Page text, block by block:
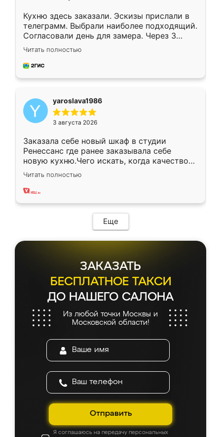
Кухню здесь заказали. Эскизы прислали в
телеграмм. Выбрали наиболее подходящий.
Согласовали день для замера. Через 3
недели кухня была уже готова. Остались
довольны работой. Спасибо Ренессанс
мебель за качественную работу!
Читать полностью
yaroslava1986
3 августа 2026
Заказала себе новый шкаф в студии
Ренессанс где ранее заказывала себе
новую кухню.Чего искать, когда качеством
вполне довольна. Служит кухня уже почти
два года, нареканий нет.
Читать полностью
Еще
ЗАКАЗАТЬ
БЕСПЛАТНОЕ ТАКСИ
ДО НАШЕГО САЛОНА
Из любой точки Москвы и
Московской области!
Отправить
Я соглашаюсь на передачу персональных